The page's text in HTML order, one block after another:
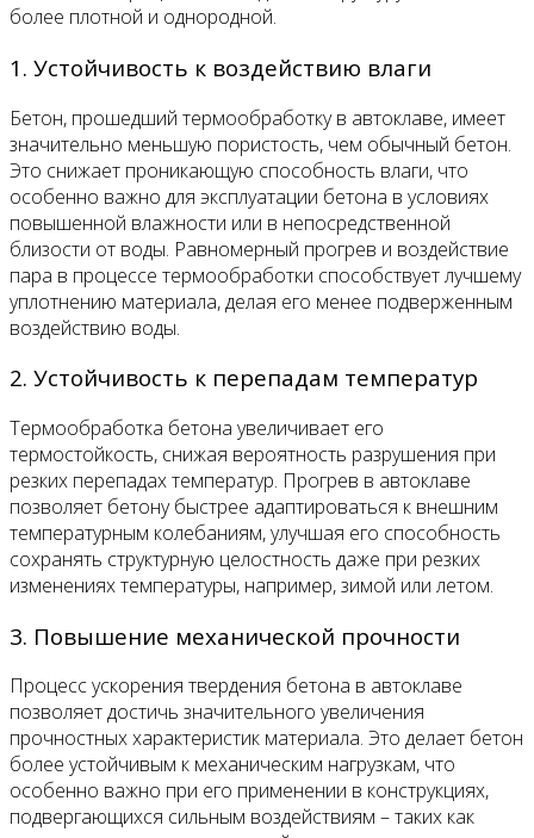
более плотной и однородной.
1. Устойчивость к воздействию влаги
Бетон, прошедший термообработку в автоклаве, имеет
значительно меньшую пористость, чем обычный бетон.
Это снижает проникающую способность влаги, что
особенно важно для эксплуатации бетона в условиях
повышенной влажности или в непосредственной
близости от воды. Равномерный прогрев и воздействие
пара в процессе термообработки способствует лучшему
уплотнению материала, делая его менее подверженным
воздействию воды.
2. Устойчивость к перепадам температур
Термообработка бетона увеличивает его
термостойкость, снижая вероятность разрушения при
резких перепадах температур. Прогрев в автоклаве
позволяет бетону быстрее адаптироваться к внешним
температурным колебаниям, улучшая его способность
сохранять структурную целостность даже при резких
изменениях температуры, например, зимой или летом.
3. Повышение механической прочности
Процесс ускорения твердения бетона в автоклаве
позволяет достичь значительного увеличения
прочностных характеристик материала. Это делает бетон
более устойчивым к механическим нагрузкам, что
особенно важно при его применении в конструкциях,
подвергающихся сильным воздействиям – таких как